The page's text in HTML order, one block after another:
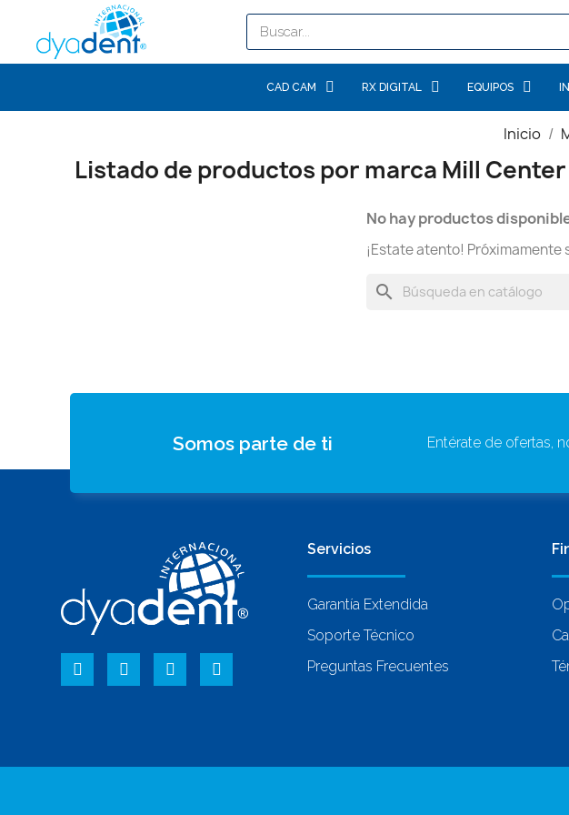
CAD CAM RX DIGITAL EQUIPOS
Inicio
Listado de productos por marca Mill Center
No hay productos
¡Estate atento!
search
Somos parte de ti Entérate de ofertas,
Servicios
Garantía Extendida
Soporte Técnico
Preguntas Frecuentes